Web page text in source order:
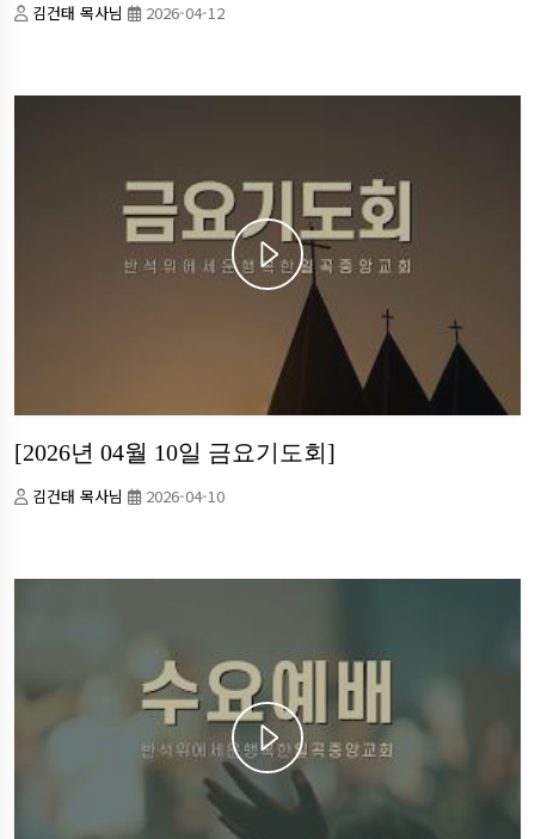
김건태 목사님 2026-04-12
[2026년 04월 10일 금요기도회]
김건태 목사님 2026-04-10